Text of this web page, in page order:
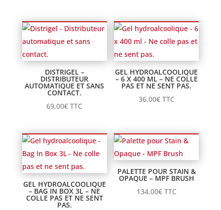
prix :
156,00€
à
163,00€
à
DISTRIGEL –
DISTRIBUTEUR
AUTOMATIQUE ET SANS
CONTACT.
69,00€ TTC
GEL HYDROALCOOLIQUE
– 6 X 400 ML – NE COLLE
PAS ET NE SENT PAS.
36,00€ TTC
GEL HYDROALCOOLIQUE
– BAG IN BOX 3L – NE
COLLE PAS ET NE SENT
PAS.
PALETTE POUR STAIN &
OPAQUE – MPF BRUSH
134,00€ TTC